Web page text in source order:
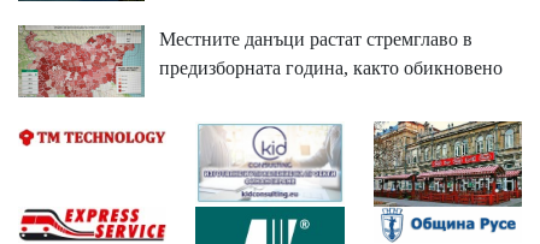
Местните данъци растат стремглаво в
предизборната година, както обикновено